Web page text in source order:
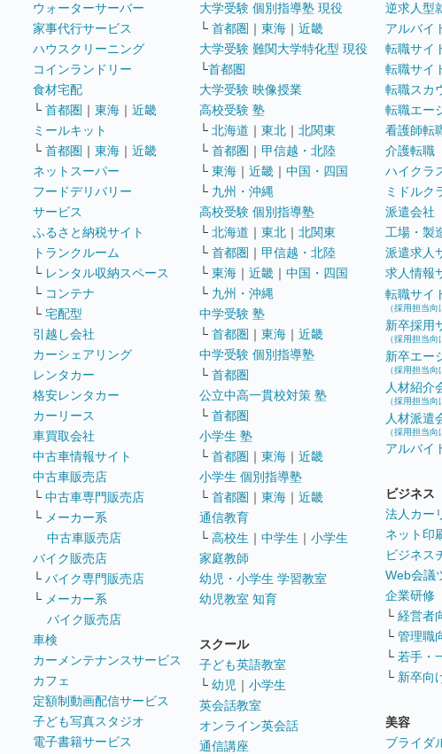
ウォーターサーバー
家事代行サービス
ハウスクリーニング
コインランドリー
食材宅配
└ 首都圏 ｜ 東海 ｜ 近畿
ミールキット
└ 首都圏 ｜ 東海 ｜ 近畿
ネットスーパー
フードデリバリー
サービス
ふるさと納税サイト
トランクルーム
└ レンタル収納スペース
└ コンテナ
└ 宅配型
引越し会社
カーシェアリング
レンタカー
格安レンタカー
カーリース
車買取会社
中古車情報サイト
中古車販売店
└ 中古車専門販売店
└ メーカー系
中古車販売店
バイク販売店
└ バイク専門販売店
└ メーカー系
バイク販売店
車検
カーメンテナンスサービス
カフェ
定額制動画配信サービス
子ども写真スタジオ
電子書籍サービス
大学受験 個別指導塾 現役
└ 首都圏 ｜ 東海 ｜ 近畿
大学受験 難関大学特化型 現役
└首都圏
大学受験 映像授業
高校受験 塾
└ 北海道 ｜ 東北 ｜ 北関東
└ 首都圏 ｜ 甲信越・北陸
└ 東海 ｜ 近畿 ｜ 中国・四国
└ 九州・沖縄
高校受験 個別指導塾
└ 北海道 ｜ 東北 ｜ 北関東
└ 首都圏 ｜ 甲信越・北陸
└ 東海 ｜ 近畿 ｜ 中国・四国
└ 九州・沖縄
中学受験 塾
└ 首都圏 ｜ 東海 ｜ 近畿
中学受験 個別指導塾
└ 首都圏
公立中高一貫校対策 塾
└ 首都圏
小学生 塾
└ 首都圏 ｜ 東海 ｜ 近畿
小学生 個別指導塾
└ 首都圏 ｜ 東海 ｜ 近畿
通信教育
└ 高校生 ｜ 中学生 ｜ 小学生
家庭教師
幼児・小学生 学習教室
幼児教室 知育
スクール
子ども英語教室
└ 幼児 ｜ 小学生
英会話教室
オンライン英会話
通信講座
逆求人型
アルバイ
転職サイ
転職サイ
転職スカ
転職エー
看護師転
介護転職
ハイクラ
ミドルク
派遣会社
工場・製
派遣求人
求人情報
転職サイ
（採用担当向
新卒採用
（採用担当向
新卒エー
（採用担当向
人材紹介
（採用担当向
人材派遣
（採用担当向
アルバイ
ビジネス
法人カー
ネット印
ビジネス
Web会議
企業研修
└ 経営者
└ 管理職
└ 若手・
└ 新卒向
美容
ブライダ